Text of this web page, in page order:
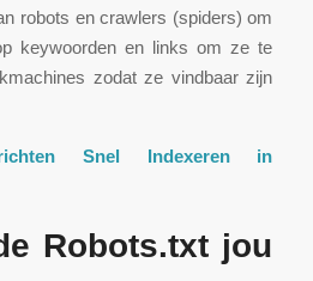
robots en crawlers (spiders) om
keywoorden en links om ze te
zodat ze vindbaar zijn
Snel Indexeren in
Robots.txt jou